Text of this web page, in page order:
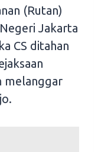
(Rutan)
Jakarta
CS ditahan
melanggar